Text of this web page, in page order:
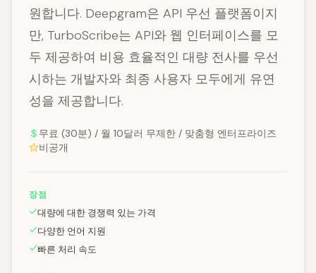
원합니다. Deepgram은 API 우선 플랫폼이지
만, TurboScribe는 API와 웹 인터페이스를 모
두 제공하여 비용 효율적인 대량 전사를 우선
시하는 개발자와 최종 사용자 모두에게 유연
성을 제공합니다.
무료 (30분) / 월 10달러 무제한 / 맞춤형 엔터프라이즈
비공개
장점
대량에 대한 경쟁력 있는 가격
다양한 언어 지원
빠른 처리 속도